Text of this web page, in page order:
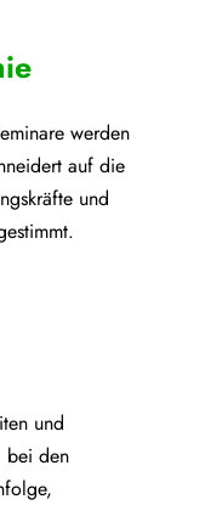
werden
auf die
und
und
bei den